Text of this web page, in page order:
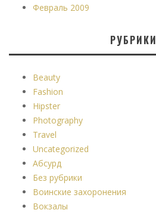
Февраль 2009
РУБРИКИ
Beauty
Fashion
Hipster
Photography
Travel
Uncategorized
Абсурд
Без рубрики
Воинские захоронения
Вокзалы